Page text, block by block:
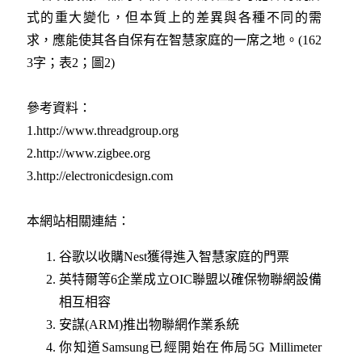
式的重大變化，但本質上的差異與各種不同的需
求，應能使其各自保有在智慧家庭的一席之地。(162
3字；表2；圖2)
參考資料：
1.http://www.threadgroup.org
2.http://www.zigbee.org
3.http://electronicdesign.com
本網站相關連結：
谷歌以收購Nest獲得進入智慧家庭的門票
英特爾等6企業成立OIC聯盟以確保物聯網設備
相互相容
安謀(ARM)推出物聯網作業系統
你知道Samsung已經開始在佈局5G Millimeter